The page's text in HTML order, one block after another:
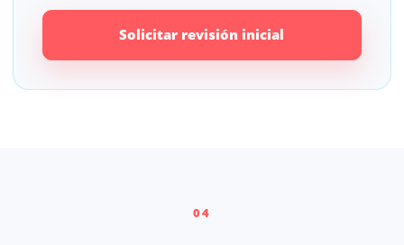
Solicitar revisión inicial
04